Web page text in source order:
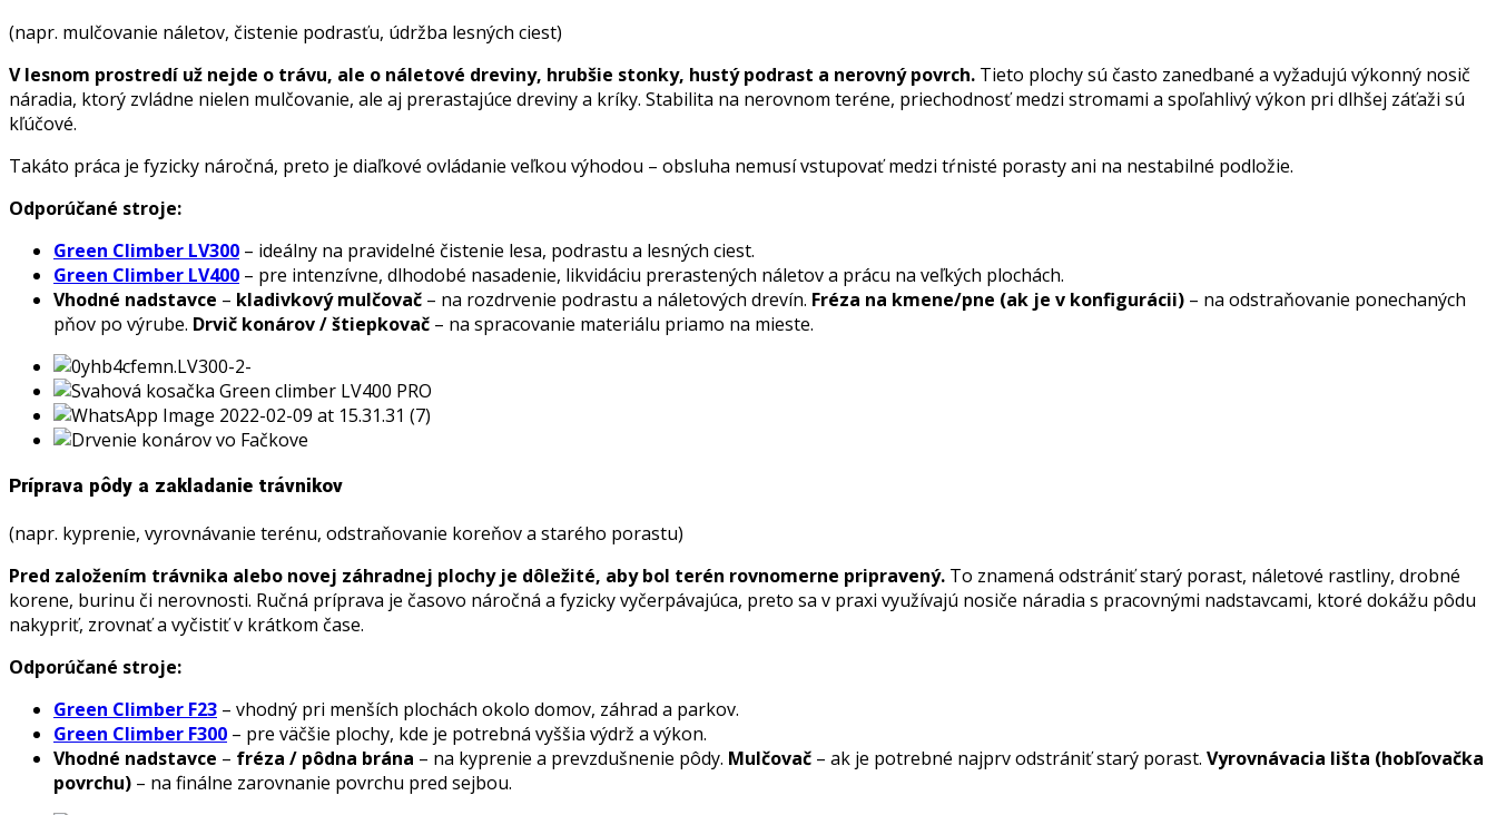
(napr. mulčovanie náletov, čistenie podrasťu, údržba lesných ciest)
V lesnom prostredí už nejde o trávu, ale o náletové dreviny, hrubšie stonky, hustý podrast a nerovný povrch. Tieto plochy sú často zanedbané a vyžadujú výkonný nosič
náradia, ktorý zvládne nielen mulčovanie, ale aj prerastajúce dreviny a kríky. Stabilita na nerovnom teréne, priechodnosť medzi stromami a spoľahlivý výkon pri dlhšej záťaži sú
kľúčové.
Takáto práca je fyzicky náročná, preto je diaľkové ovládanie veľkou výhodou – obsluha nemusí vstupovať medzi tŕnisté porasty ani na nestabilné podložie.
Odporúčané stroje:
Green Climber LV300 – ideálny na pravidelné čistenie lesa, podrastu a lesných ciest.
Green Climber LV400 – pre intenzívne, dlhodobé nasadenie, likvidáciu prerastených náletov a prácu na veľkých plochách.
Vhodné nadstavce – kladivkový mulčovač – na rozdrvenie podrastu a náletových drevín. Fréza na kmene/pne (ak je v konfigurácii) – na odstraňovanie ponechaných
pňov po výrube. Drvič konárov / štiepkovač – na spracovanie materiálu priamo na mieste.
Príprava pôdy a zakladanie trávnikov
(napr. kyprenie, vyrovnávanie terénu, odstraňovanie koreňov a starého porastu)
Pred založením trávnika alebo novej záhradnej plochy je dôležité, aby bol terén rovnomerne pripravený. To znamená odstrániť starý porast, náletové rastliny, drobné
korene, burinu či nerovnosti. Ručná príprava je časovo náročná a fyzicky vyčerpávajúca, preto sa v praxi využívajú nosiče náradia s pracovnými nadstavcami, ktoré dokážu pôdu
nakypriť, zrovnať a vyčistiť v krátkom čase.
Odporúčané stroje:
Green Climber F23 – vhodný pri menších plochách okolo domov, záhrad a parkov.
Green Climber F300 – pre väčšie plochy, kde je potrebná vyššia výdrž a výkon.
Vhodné nadstavce – fréza / pôdna brána – na kyprenie a prevzdušnenie pôdy. Mulčovač – ak je potrebné najprv odstrániť starý porast. Vyrovnávacia lišta (hobľovačka
povrchu) – na finálne zarovnanie povrchu pred sejbou.